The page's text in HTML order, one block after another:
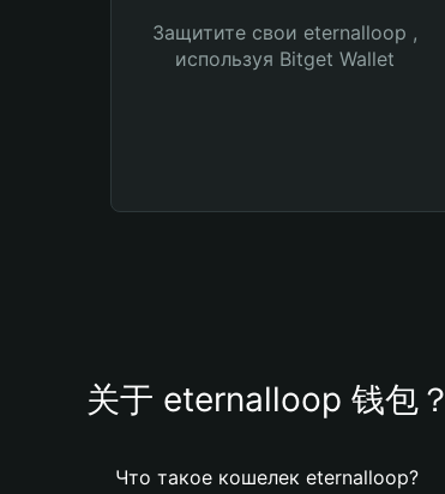
Защитите свои eternalloop ,
используя Bitget Wallet
关于 eternalloop 钱包？
Что такое кошелек eternalloop?